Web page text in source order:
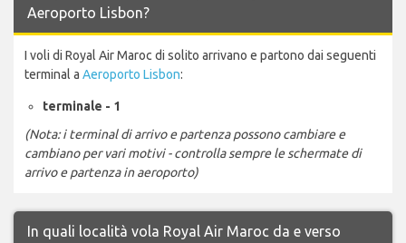
Aeroporto Lisbon?
I voli di Royal Air Maroc di solito arrivano e partono dai seguenti
terminal a Aeroporto Lisbon:
terminale - 1
(Nota: i terminal di arrivo e partenza possono cambiare e
cambiano per vari motivi - controlla sempre le schermate di
arrivo e partenza in aeroporto)
In quali località vola Royal Air Maroc da e verso